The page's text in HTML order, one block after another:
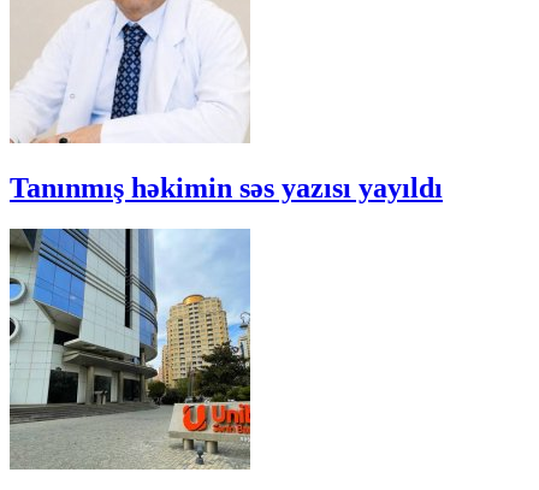
Tanınmış həkimin səs yazısı yayıldı